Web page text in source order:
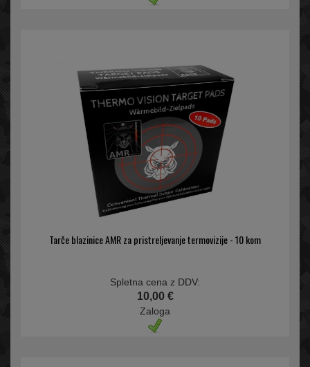
Tarče blazinice AMR za pristreljevanje termovizije - 10 kom
Spletna cena z DDV:
10,00 €
Zaloga